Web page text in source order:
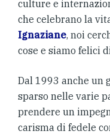
culture e
che celebrano la
Ignaziane, noi
cose e siamo felici
Dal 1993 anche un
sparso nelle varie
prendere un
carisma di fedele